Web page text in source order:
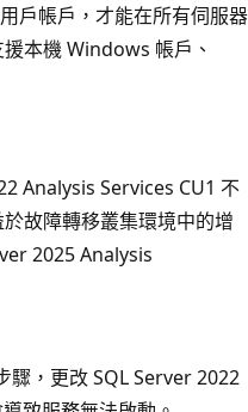
戶帳戶，才能在所有伺服器
本機 Windows 帳戶、
Analysis Services CU1 不
故障轉移叢集環境中的增
2025 Analysis
驟，更改 SQL Server 2022